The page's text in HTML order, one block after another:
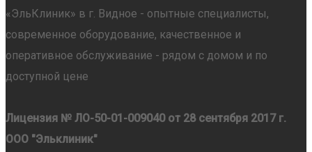
«ЭльКлиник» в г. Видное - опытные специалисты,
современное оборудование, качественное и
оперативное обслуживание - рядом с домом и по
доступной цене
Лицензия № ЛО-50-01-009040 от 28 сентября 2017 г.
ООО "Эльклиник"